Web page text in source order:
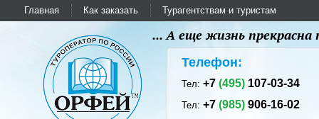
Главная Как заказать Турагентствам и туристам
... А еще жизнь
Телефон:
Тел:+7(495) 107-03-34
Тел:+7(985) 906-16-02